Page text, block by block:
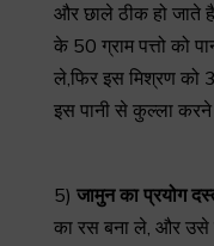
और छाले ठीक हो जाते
के 50 ग्राम पत्तो को
ले,फिर इस मिश्रण को
इस पानी से कुल्ला करने
5) जामुन का प्रयोग
का रस बना ले, और उसे